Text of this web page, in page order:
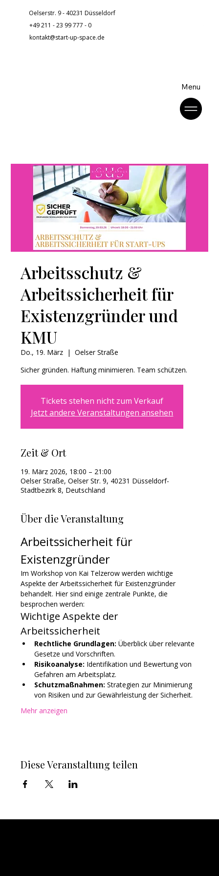
Menu
Oelserstr. 9 - 40231 Düsseldorf
+49 211 - 23 99 777 - 0
kontakt@start-up-space.de
Arbeitsschutz &
Arbeitssicherheit für
Existenzgründer und
KMU
Do., 19. März
  |
Oelser Straße
Sicher gründen. Haftung minimieren. Team schützen.
Tickets stehen nicht zum Verkauf
Jetzt andere Veranstaltungen ansehen
Zeit & Ort
19. März 2026, 18:00 – 21:00
Oelser Straße, Oelser Str. 9, 40231 Düsseldorf-
Stadtbezirk 8, Deutschland
Über die Veranstaltung
Arbeitssicherheit für
Existenzgründer
Im Workshop von Kai Telzerow werden wichtige
Aspekte der Arbeitssicherheit für Existenzgründer
behandelt. Hier sind einige zentrale Punkte, die
besprochen werden:
Wichtige Aspekte der
Arbeitssicherheit
Rechtliche Grundlagen: Überblick über relevante
Gesetze und Vorschriften.
Risikoanalyse: Identifikation und Bewertung von
Gefahren am Arbeitsplatz.
Schutzmaßnahmen: Strategien zur Minimierung
von Risiken und zur Gewährleistung der Sicherheit.
Mehr anzeigen
Diese Veranstaltung teilen